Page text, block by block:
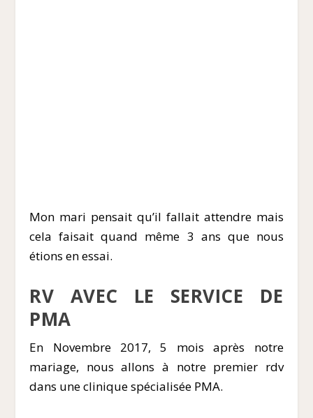
Mon mari pensait qu’il fallait attendre mais
cela faisait quand même 3 ans que nous
étions en essai.
RV AVEC LE SERVICE DE
PMA
En Novembre 2017, 5 mois après notre
mariage, nous allons à notre premier rdv
dans une clinique spécialisée PMA.